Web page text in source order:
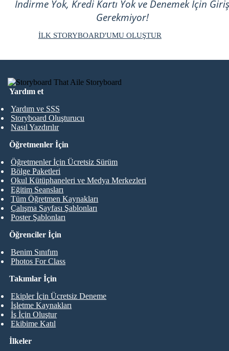
İndirme Yok, Kredi Kartı Yok ve Denemek İçin Giriş
Gerekmiyor!
İLK STORYBOARD'UMU OLUŞTUR
Yardım et
Yardım ve SSS
Storyboard Oluşturucu
Nasıl Yazdırılır
Öğrenciler İçin
Benim Sınıfım
Photos For Class
Öğretmenler İçin
Öğretmenler İçin Ücretsiz Sürüm
Bölge Paketleri
Okul Kütüphaneleri ve Medya Merkezleri
Eğitim Seansları
Tüm Öğretmen Kaynakları
Çalışma Sayfası Şablonları
Poster Şablonları
Takımlar İçin
Ekipler İçin Ücretsiz Deneme
İşletme Kaynakları
İş İçin Oluştur
Ekibime Katıl
İlkeler